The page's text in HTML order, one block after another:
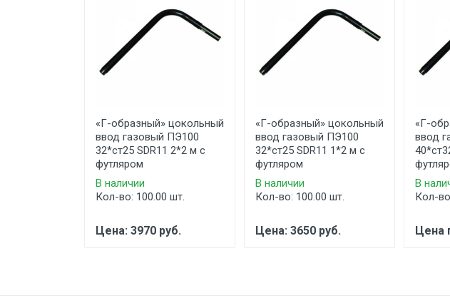
«Г-образный» цокольный
ввод газовый ПЭ100
32*ст25 SDR11 2*2 м с
футляром
В наличии
Кол-во: 100.00 шт.
Цена: 3970 руб.
«Г-образный» цокольный
ввод газовый ПЭ100
32*ст25 SDR11 1*2 м с
футляром
В наличии
Кол-во: 100.00 шт.
Цена: 3650 руб.
«Г-
ввод
В
Кол-
Цена